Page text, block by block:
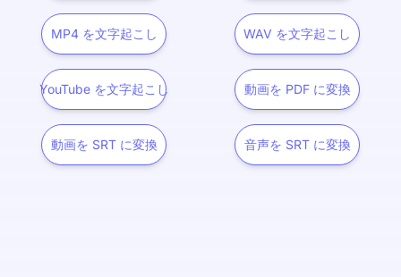
MP4 を文字起こし WAV を文字起こし
YouTube を文字起こし 動画を PDF に変換
動画を SRT に変換 音声を SRT に変換